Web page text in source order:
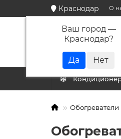
Краснодар
Ваш город —
Краснодар?
О
Обогреватели